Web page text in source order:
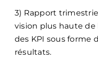
3) Rapport
vision plus haute de
des KPI sous forme
résultats.